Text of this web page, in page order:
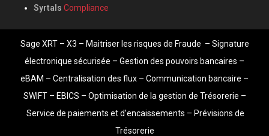
Syrtals Compliance
Sage XRT– X3 – Maitriser les risques de Fraude – Signature
électronique sécurisée – Gestion des pouvoirs bancaires –
eBAM – Centralisation des flux – Communication bancaire –
SWIFT – EBICS – Optimisation de la gestion de Trésorerie –
Service de paiements et d’encaissements – Prévisions de
Trésorerie